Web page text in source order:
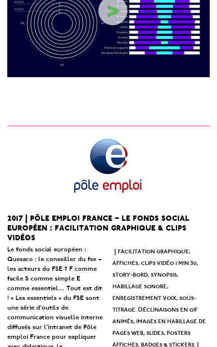
>
2017 | pôle emploi france – le fonds social
européen : facilitation graphique & clips
vidéos
Le fonds social européen :
Quesaco : le conseiller du fse –
les acteurs du FSE ? F comme
facile S comme simple E
comme essentiel… Tout est dit
! « Les essentiels » du FSE sont
une série d’outils de
communication visuelle interne
diffusés sur l’intranet de Pôle
emploi France pour expliquer
facilitation graphique,
affiches, clips vidéo 1 min 30,
story-bord, synopsis,
habillage sonore,
enregistrement voix, sous-
titrage. Déclinaisons en gif
animés, images en habillage de
pages web, slides, posters
affiches, badges & stickers.